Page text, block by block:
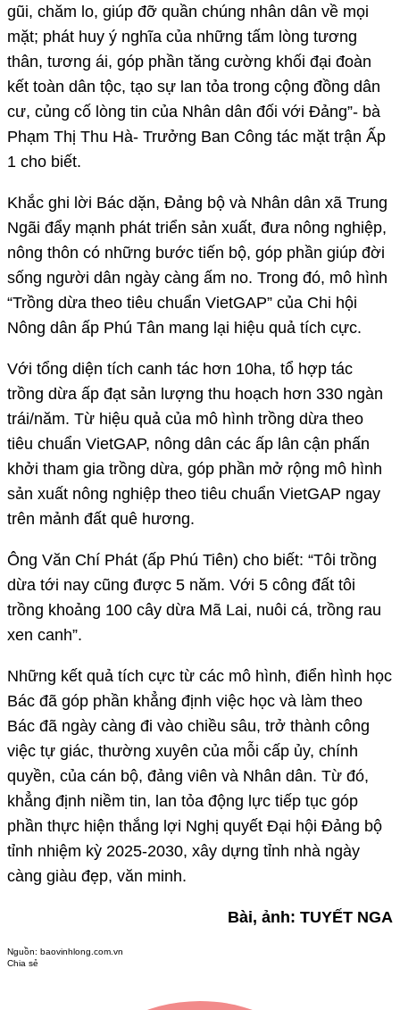
gũi, chăm lo, giúp đỡ quần chúng nhân dân về mọi
mặt; phát huy ý nghĩa của những tấm lòng tương
thân, tương ái, góp phần tăng cường khối đại đoàn
kết toàn dân tộc, tạo sự lan tỏa trong cộng đồng dân
cư, củng cố lòng tin của Nhân dân đối với Đảng”- bà
Phạm Thị Thu Hà- Trưởng Ban Công tác mặt trận Ấp
1 cho biết.
Khắc ghi lời Bác dặn, Đảng bộ và Nhân dân xã Trung
Ngãi đẩy mạnh phát triển sản xuất, đưa nông nghiệp,
nông thôn có những bước tiến bộ, góp phần giúp đời
sống người dân ngày càng ấm no. Trong đó, mô hình
“Trồng dừa theo tiêu chuẩn VietGAP” của Chi hội
Nông dân ấp Phú Tân mang lại hiệu quả tích cực.
Với tổng diện tích canh tác hơn 10ha, tổ hợp tác
trồng dừa ấp đạt sản lượng thu hoạch hơn 330 ngàn
trái/năm. Từ hiệu quả của mô hình trồng dừa theo
tiêu chuẩn VietGAP, nông dân các ấp lân cận phấn
khởi tham gia trồng dừa, góp phần mở rộng mô hình
sản xuất nông nghiệp theo tiêu chuẩn VietGAP ngay
trên mảnh đất quê hương.
Ông Văn Chí Phát (ấp Phú Tiên) cho biết: “Tôi trồng
dừa tới nay cũng được 5 năm. Với 5 công đất tôi
trồng khoảng 100 cây dừa Mã Lai, nuôi cá, trồng rau
xen canh”.
Những kết quả tích cực từ các mô hình, điển hình học
Bác đã góp phần khẳng định việc học và làm theo
Bác đã ngày càng đi vào chiều sâu, trở thành công
việc tự giác, thường xuyên của mỗi cấp ủy, chính
quyền, của cán bộ, đảng viên và Nhân dân. Từ đó,
khẳng định niềm tin, lan tỏa động lực tiếp tục góp
phần thực hiện thắng lợi Nghị quyết Đại hội Đảng bộ
tỉnh nhiệm kỳ 2025-2030, xây dựng tỉnh nhà ngày
càng giàu đẹp, văn minh.
Bài, ảnh: TUYẾT NGA
Nguồn: baovinhlong.com.vn
Chia sẻ